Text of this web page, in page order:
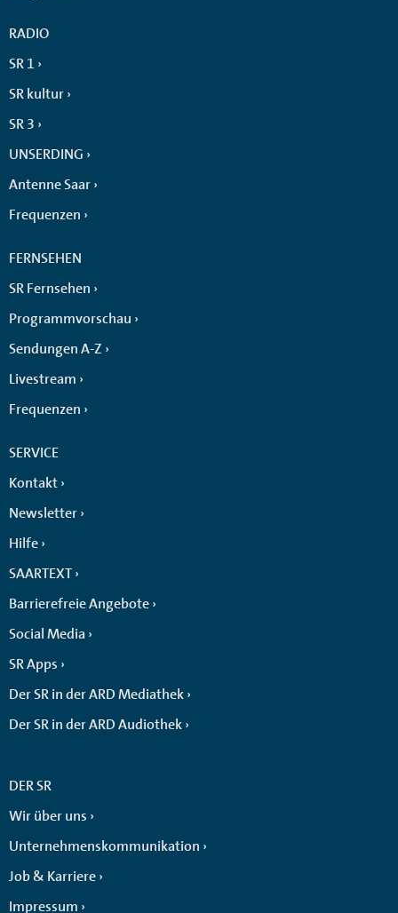
RADIO
SR 1
SR kultur
SR 3
UNSERDING
Antenne Saar
Frequenzen
FERNSEHEN
SR Fernsehen
Programmvorschau
Sendungen A-Z
Livestream
Frequenzen
SERVICE
Kontakt
Newsletter
Hilfe
SAARTEXT
Barrierefreie Angebote
Social Media
SR Apps
Der SR in der ARD Mediathek
Der SR in der ARD Audiothek
DER SR
Wir über uns
Unternehmenskommunikation
Job & Karriere
Impressum